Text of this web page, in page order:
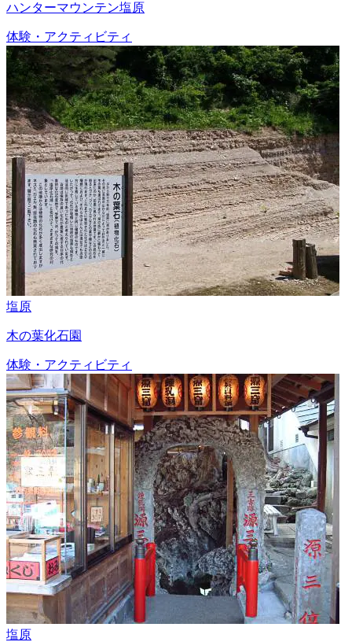
ハンターマウンテン塩原
体験・アクティビティ
塩原
木の葉化石園
体験・アクティビティ
塩原